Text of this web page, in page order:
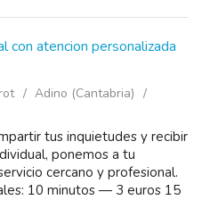
con atencion personalizada
Adino (Cantabria)
tus inquietudes y recibir
ponemos a tu
cercano y profesional.
10 minutos — 3 euros 15